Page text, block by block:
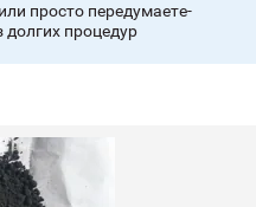
просто передумаете-
долгих процедур